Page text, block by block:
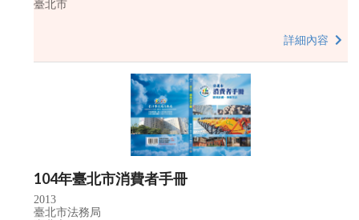
臺北市
詳細內容
104年臺北市消費者手冊
2013
臺北市法務局